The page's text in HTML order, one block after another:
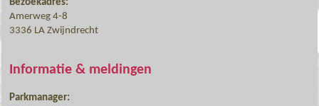
Bezoekadres:
Amerweg 4-8
3336 LA Zwijndrecht
Informatie & meldingen
Parkmanager: